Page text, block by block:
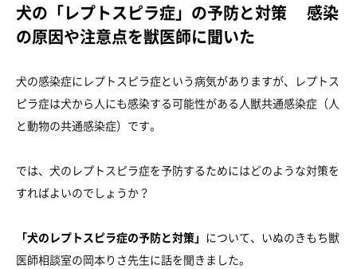
犬の「レプトスピラ症」の予防と対策 感染
の原因や注意点を獣医師に聞いた
犬の感染症にレプトスピラ症という病気がありますが、レプトス
ピラ症は犬から人にも感染する可能性がある人獣共通感染症（人
と動物の共通感染症）です。
では、犬のレプトスピラ症を予防するためにはどのような対策を
すればよいのでしょうか？
「犬のレプトスピラ症の予防と対策」 について、いぬのきもち獣
医師相談室の岡本りさ先生に話を聞きました。